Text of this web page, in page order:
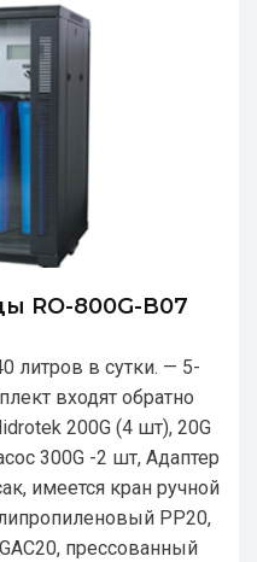
RO-800G-В07
литров в сутки. — 5-
входят обратно
200G (4 шт), 20G
300G -2 шт, Адаптер
имеется кран ручной
РР20,
прессованный